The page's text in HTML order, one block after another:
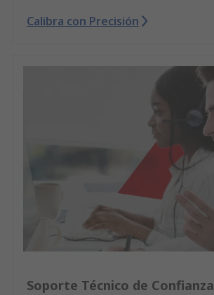
Calibra con Precisión
Soporte Técnico de Confianza